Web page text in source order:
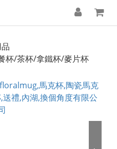
杯/茶杯/拿鐵杯/麥片杯